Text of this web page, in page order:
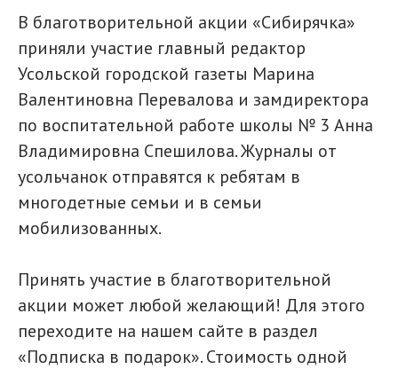
В благотворительной акции «Сибирячка»
приняли участие главный редактор
Усольской городской газеты Марина
Валентиновна Перевалова и замдиректора
по воспитательной работе школы № 3 Анна
Владимировна Спешилова. Журналы от
усольчанок отправятся к ребятам в
многодетные семьи и в семьи
мобилизованных.
Принять участие в благотворительной
акции может любой желающий! Для этого
переходите на нашем сайте в раздел
«Подписка в подарок». Стоимость одной